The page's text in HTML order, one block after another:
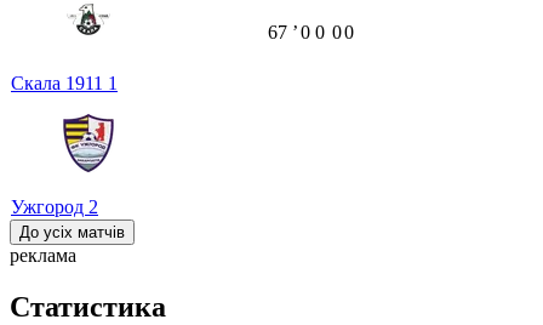
Скала 1911 1
Ужгород 2
67 ʼ0 0 00
До усіх матчів
реклама
Статистика